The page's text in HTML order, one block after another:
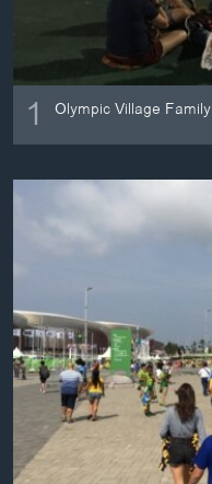
ວີດີໂອ
ສຽງ
ພາສາຕ່າງໆ
1 Olympic Village Family